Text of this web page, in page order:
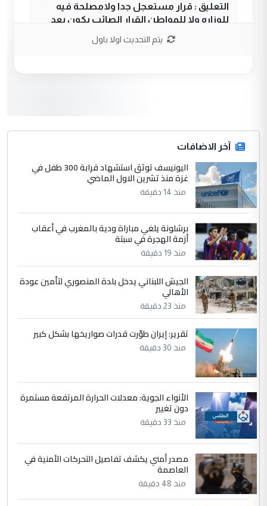
التعليق : قرار مستعجل جدا ولامصلحة فيه
للوزاره ولا للمواطن القرار الصائب يكون بعد
جنسية الرافد الثالث للعراق ومن اصول عريقة
ابا فرات ...
الموضوع :
الجواهري يرد على صدام حسين سل
مضجعيك يابن الزنا (نص كامل)
4 سردار
التعليق : واحد من عصابة علي ماما يسقط
جنسية الرافد الثالث للعراق ومن اصول عريقة
ابا فرات ...
الموضوع :
الجواهري يرد على صدام حسين سل
مضجعيك يابن الزنا (نص كامل)
التعليق : تحياتي لك استاذ حامدتركان. كلام
دقيق ومسؤول؛ فالاستثمار الحقيقي للإنسان
وثروات البلد يعتمد على الكفاءة ...
الموضوع :
بين الإهمال واغتصاب الأرض.. بلاد
الرافدين تعاني الجفاف والتصحر!!
يتم التحديث اولا باول
آخر الاضافات
اليونيسف توثق استشهاد قرابة 300 طفل في
غزة منذ تشرين الاول الماضي
منذ 14 دقيقة
برشلونة يلغي مباراة ودية بالمغرب في أعقاب
أزمة الهجرة في سبتة
منذ 19 دقيقة
الجيش اللبناني يدخل بلدة المنصوري لتأمين عودة
الأهالي
منذ 23 دقيقة
تقرير: إيران طوّرت قدرات صواريخها بشكل كبير
منذ 30 دقيقة
الأنواء الجوية: معدلات الحرارة المرتفعة مستمرة
دون تغيير
منذ 33 دقيقة
مصدر أمني يكشف تفاصيل التحركات الأمنية في
العاصمة
منذ 48 دقيقة